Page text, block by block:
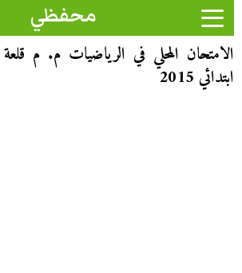
محفظي
الامتحان المحلي في الرياضيات م. م
ابتدائي 2015